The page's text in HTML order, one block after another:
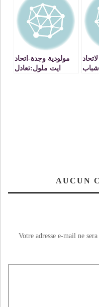
مولودية وجدة-اتحاد
ايت ملول:تعادل
AUCUN
Votre adresse e-mail ne